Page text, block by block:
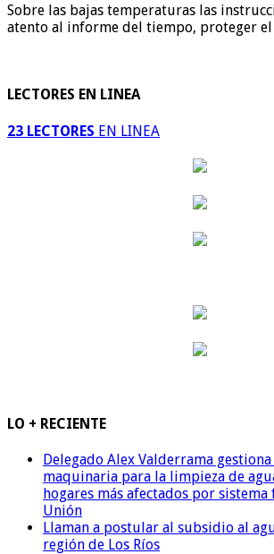
Sobre las bajas temperaturas las
atento al informe del tiempo, proteger
LECTORES EN LINEA
23 LECTORES EN LINEA
LO + RECIENTE
Delegado Alex Valderrama
maquinaria para la limpieza de
hogares más afectados por sistema
Unión
Llaman a postular al subsidio al
región de Los Ríos